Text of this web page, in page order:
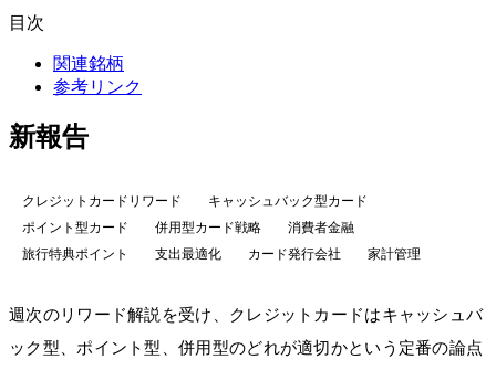
目次
関連銘柄
参考リンク
新報告
クレジットカードリワード
キャッシュバック型カード
ポイント型カード
併用型カード戦略
消費者金融
旅行特典ポイント
支出最適化 カード発行会社 家計管理
週次のリワード解説を受け、クレジットカードはキャッシュバ
ック型、ポイント型、併用型のどれが適切かという定番の論点